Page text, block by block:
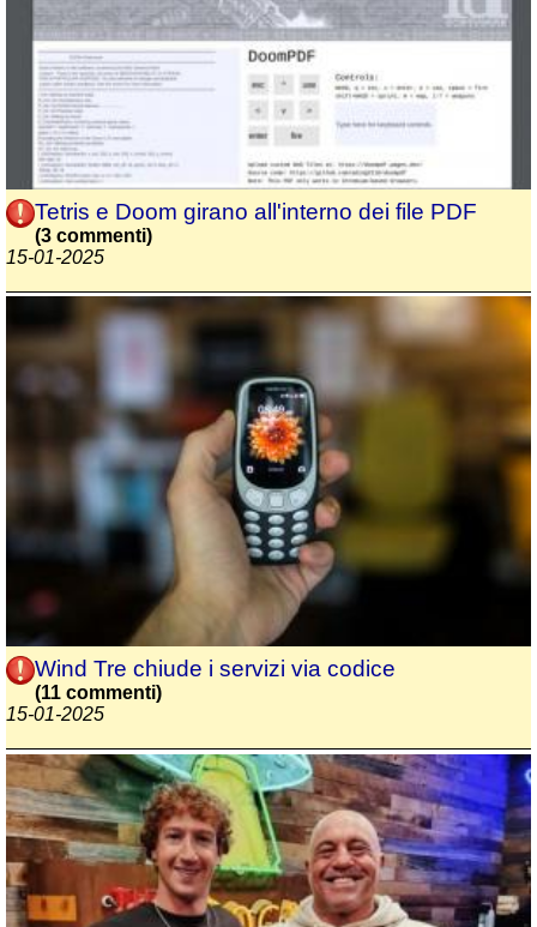
Tetris e Doom girano all'interno dei file PDF
(3 commenti)
15-01-2025
Wind Tre chiude i servizi via codice
(11 commenti)
15-01-2025